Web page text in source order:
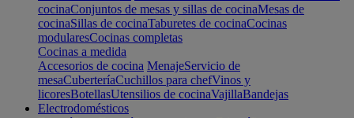
cocinaConjuntos de mesas y sillas de cocinaMesas de
cocinaSillas de cocinaTaburetes de cocinaCocinas
modularesCocinas completas
Cocinas a medida
Accesorios de cocina MenajeServicio de
mesaCuberteríaCuchillos para chefVinos y
licoresBotellasUtensilios de cocinaVajillaBandejas
Electrodomésticos